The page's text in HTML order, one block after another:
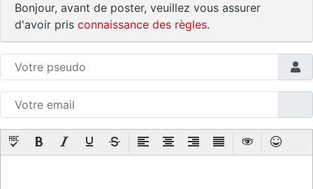
Bonjour, avant de poster, veuillez vous assurer
d'avoir pris connaissance des règles.